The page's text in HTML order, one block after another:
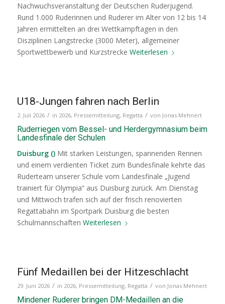
Nachwuchsveranstaltung der Deutschen Ruderjugend.
Rund 1.000 Ruderinnen und Ruderer im Alter von 12 bis 14
Jahren ermittelten an drei Wettkampftagen in den
Disziplinen Langstrecke (3000 Meter), allgemeiner
Sportwettbewerb und Kurzstrecke Weiterlesen
U18-Jungen fahren nach Berlin
2. Juli 2026 / in 2026, Pressemitteilung, Regatta / von Jonas Mehnert
Ruderriegen vom Bessel- und Herdergymnasium beim
Landesfinale der Schulen
Duisburg () Mit starken Leistungen, spannenden Rennen
und einem verdienten Ticket zum Bundesfinale kehrte das
Ruderteam unserer Schule vom Landesfinale „Jugend
trainiert für Olympia“ aus Duisburg zurück. Am Dienstag
und Mittwoch trafen sich auf der frisch renovierten
Regattabahn im Sportpark Duisburg die besten
Schulmannschaften Weiterlesen
Fünf Medaillen bei der Hitzeschlacht
29. Juni 2026 / in 2026, Pressemitteilung, Regatta / von Jonas Mehnert
Mindener Ruderer bringen DM-Medaillen an die